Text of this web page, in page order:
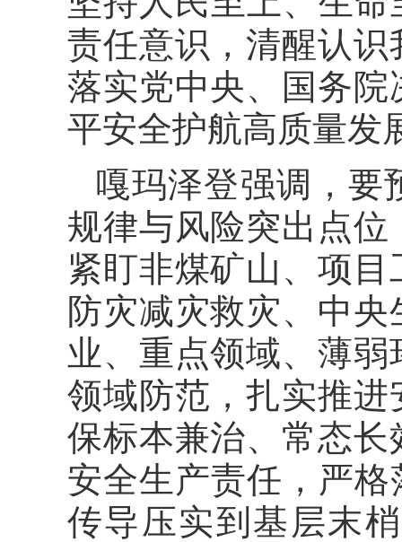
责任意识，清醒认
落实党中央、国务
平安全护航高质量发
嘎玛泽登强调，要
规律与风险突出点
紧盯非煤矿山、项
防灾减灾救灾、中
业、重点领域、薄
领域防范，扎实推
保标本兼治、常态
安全生产责任，严
传导压实到基层末